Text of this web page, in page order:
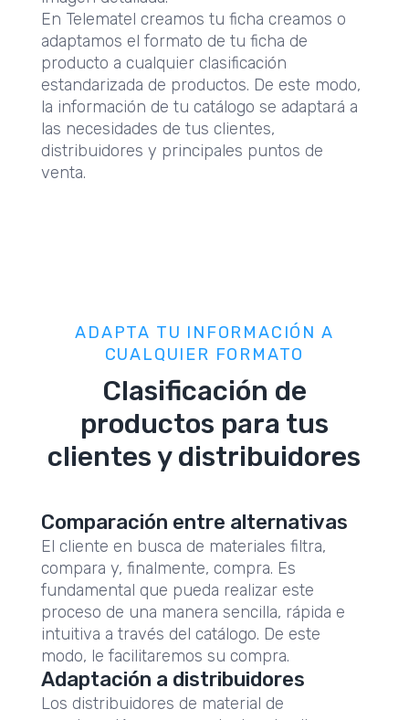
En Telematel creamos tu ficha creamos o
adaptamos el formato de tu ficha de
producto a cualquier clasificación
estandarizada de productos. De este modo,
la información de tu catálogo se adaptará a
las necesidades de tus clientes,
distribuidores y principales puntos de
venta.
ADAPTA TU INFORMACIÓN A
CUALQUIER FORMATO
Clasificación de
productos para tus
clientes y distribuidores
Comparación entre alternativas
El cliente en busca de materiales filtra,
compara y, finalmente, compra. Es
fundamental que pueda realizar este
proceso de una manera sencilla, rápida e
intuitiva a través del catálogo. De este
modo, le facilitaremos su compra.
Adaptación a distribuidores
Los distribuidores de material de